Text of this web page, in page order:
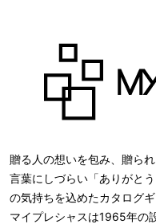
贈る人の想いを包み、贈ら
言葉にしづらい「ありがと
の気持ちを込めたカタログ
マイプレシャスは1965年の